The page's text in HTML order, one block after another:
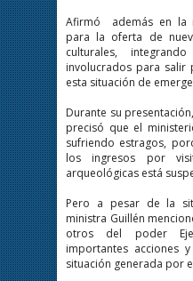
Afirmó además en la
para la oferta de
culturales,
involucrados para salir
esta situación de
Durante su
precisó que el
sufriendo estragos,
los ingresos por
arqueológicas está
Pero a pesar de la
ministra Guillén
otros del poder
importantes acciones
situación generada por